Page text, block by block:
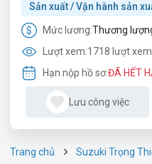
Sản xuất / Vận hành sản
Mức lương:Thương
Lượt xem:1718 lượt xem
Hạn nộp hồ sơ:ĐÃ HẾT
Lưu công việc
Trang chủ Suzuki Trọng